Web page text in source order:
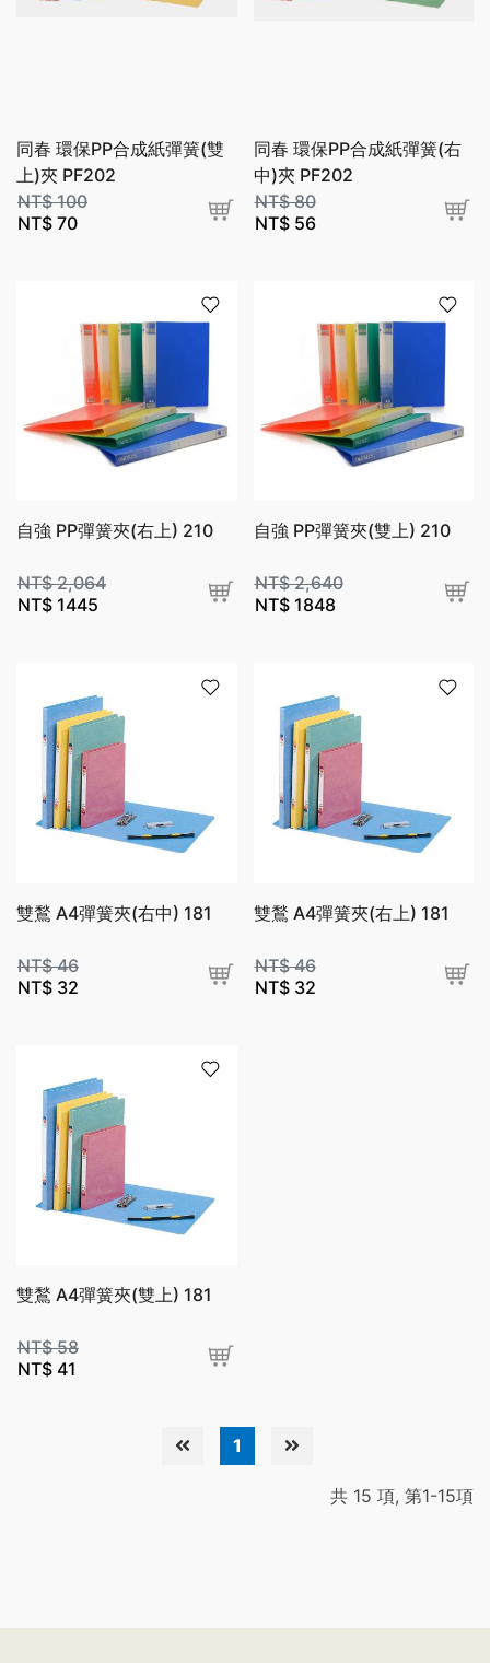
同春 環保PP合成紙彈簧(雙
上)夾 PF202
NT$100
NT$ 70
同春 環保PP合成紙彈簧(右
中)夾 PF202
NT$80
NT$56
自強 PP彈簧夾(右上) 210
NT$2,064
NT$ 1445
自強 PP彈簧夾(雙上) 210
NT$2,640
NT$1848
雙鶖 A4彈簧夾(右中) 181
NT$46
NT$ 32
雙鶖 A4彈簧夾(右上) 181
NT$46
NT$32
雙鶖 A4彈簧夾(雙上) 181
NT$58
NT$ 41
1
共 15 項, 第1-15項